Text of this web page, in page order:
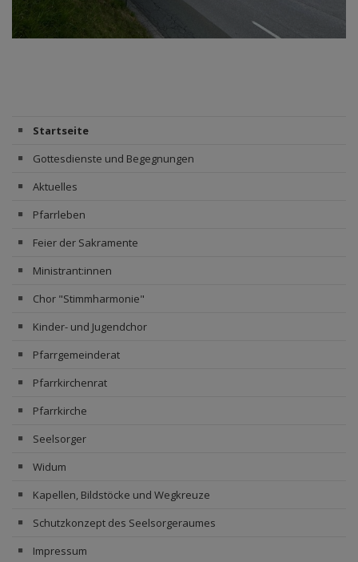
Startseite
Gottesdienste und Begegnungen
Aktuelles
Pfarrleben
Feier der Sakramente
Ministrant:innen
Chor "Stimmharmonie"
Kinder- und Jugendchor
Pfarrgemeinderat
Pfarrkirchenrat
Pfarrkirche
Seelsorger
Widum
Kapellen, Bildstöcke und Wegkreuze
Schutzkonzept des Seelsorgeraumes
Impressum